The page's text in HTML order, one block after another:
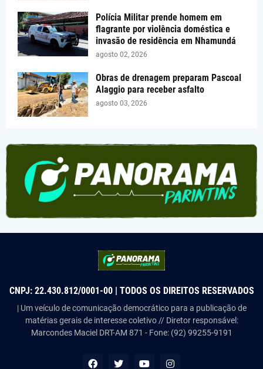
Polícia Militar prende homem em
flagrante por violência doméstica e
invasão de residência em Nhamundá
agosto 02, 2026
Obras de drenagem preparam Pascoal
Alaggio para receber asfalto
agosto 03, 2026
CNPJ: 22.430.812/0001-00 | TODOS OS DIREITOS RESERVADOS
| Um veículo de comunicação democrático para a publicação de
matérias gerais de interesse coletivo // Diretor responsável:
Marcondes Maciel DRT-AM 871 - Fone: (92) 99255-9191